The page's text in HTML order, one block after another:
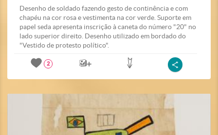
Desenho de soldado fazendo gesto de continência e com
chapéu na cor rosa e vestimenta na cor verde. Suporte em
papel seda apresenta inscrição à caneta do número "20" no
lado superior direito. Desenho utilizado em bordado do
"Vestido de protesto político".
2